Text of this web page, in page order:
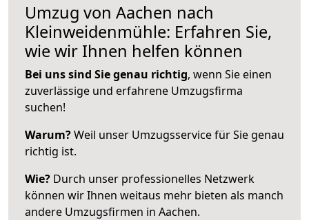
Umzug von Aachen nach
Kleinweidenmühle: Erfahren Sie,
wie wir Ihnen helfen können
Bei uns sind Sie genau richtig, wenn Sie einen
zuverlässige und erfahrene Umzugsfirma
suchen!
Warum?Weil unser Umzugsservice für Sie genau
richtig ist.
Wie? Durch unser professionelles Netzwerk
können wir Ihnen weitaus mehr bieten als manch
andere Umzugsfirmen in Aachen.